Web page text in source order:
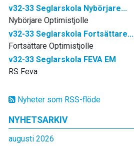
Nyheter som RSS-flöde
NYHETSARKIV
augusti 2026
v32-33 Seglarskola Nybörjare...
Nybörjare Optimistjolle
v32-33 Seglarskola Fortsättare...
Fortsättare Optimistjolle
v32-33 Seglarskola FEVA EM
RS Feva